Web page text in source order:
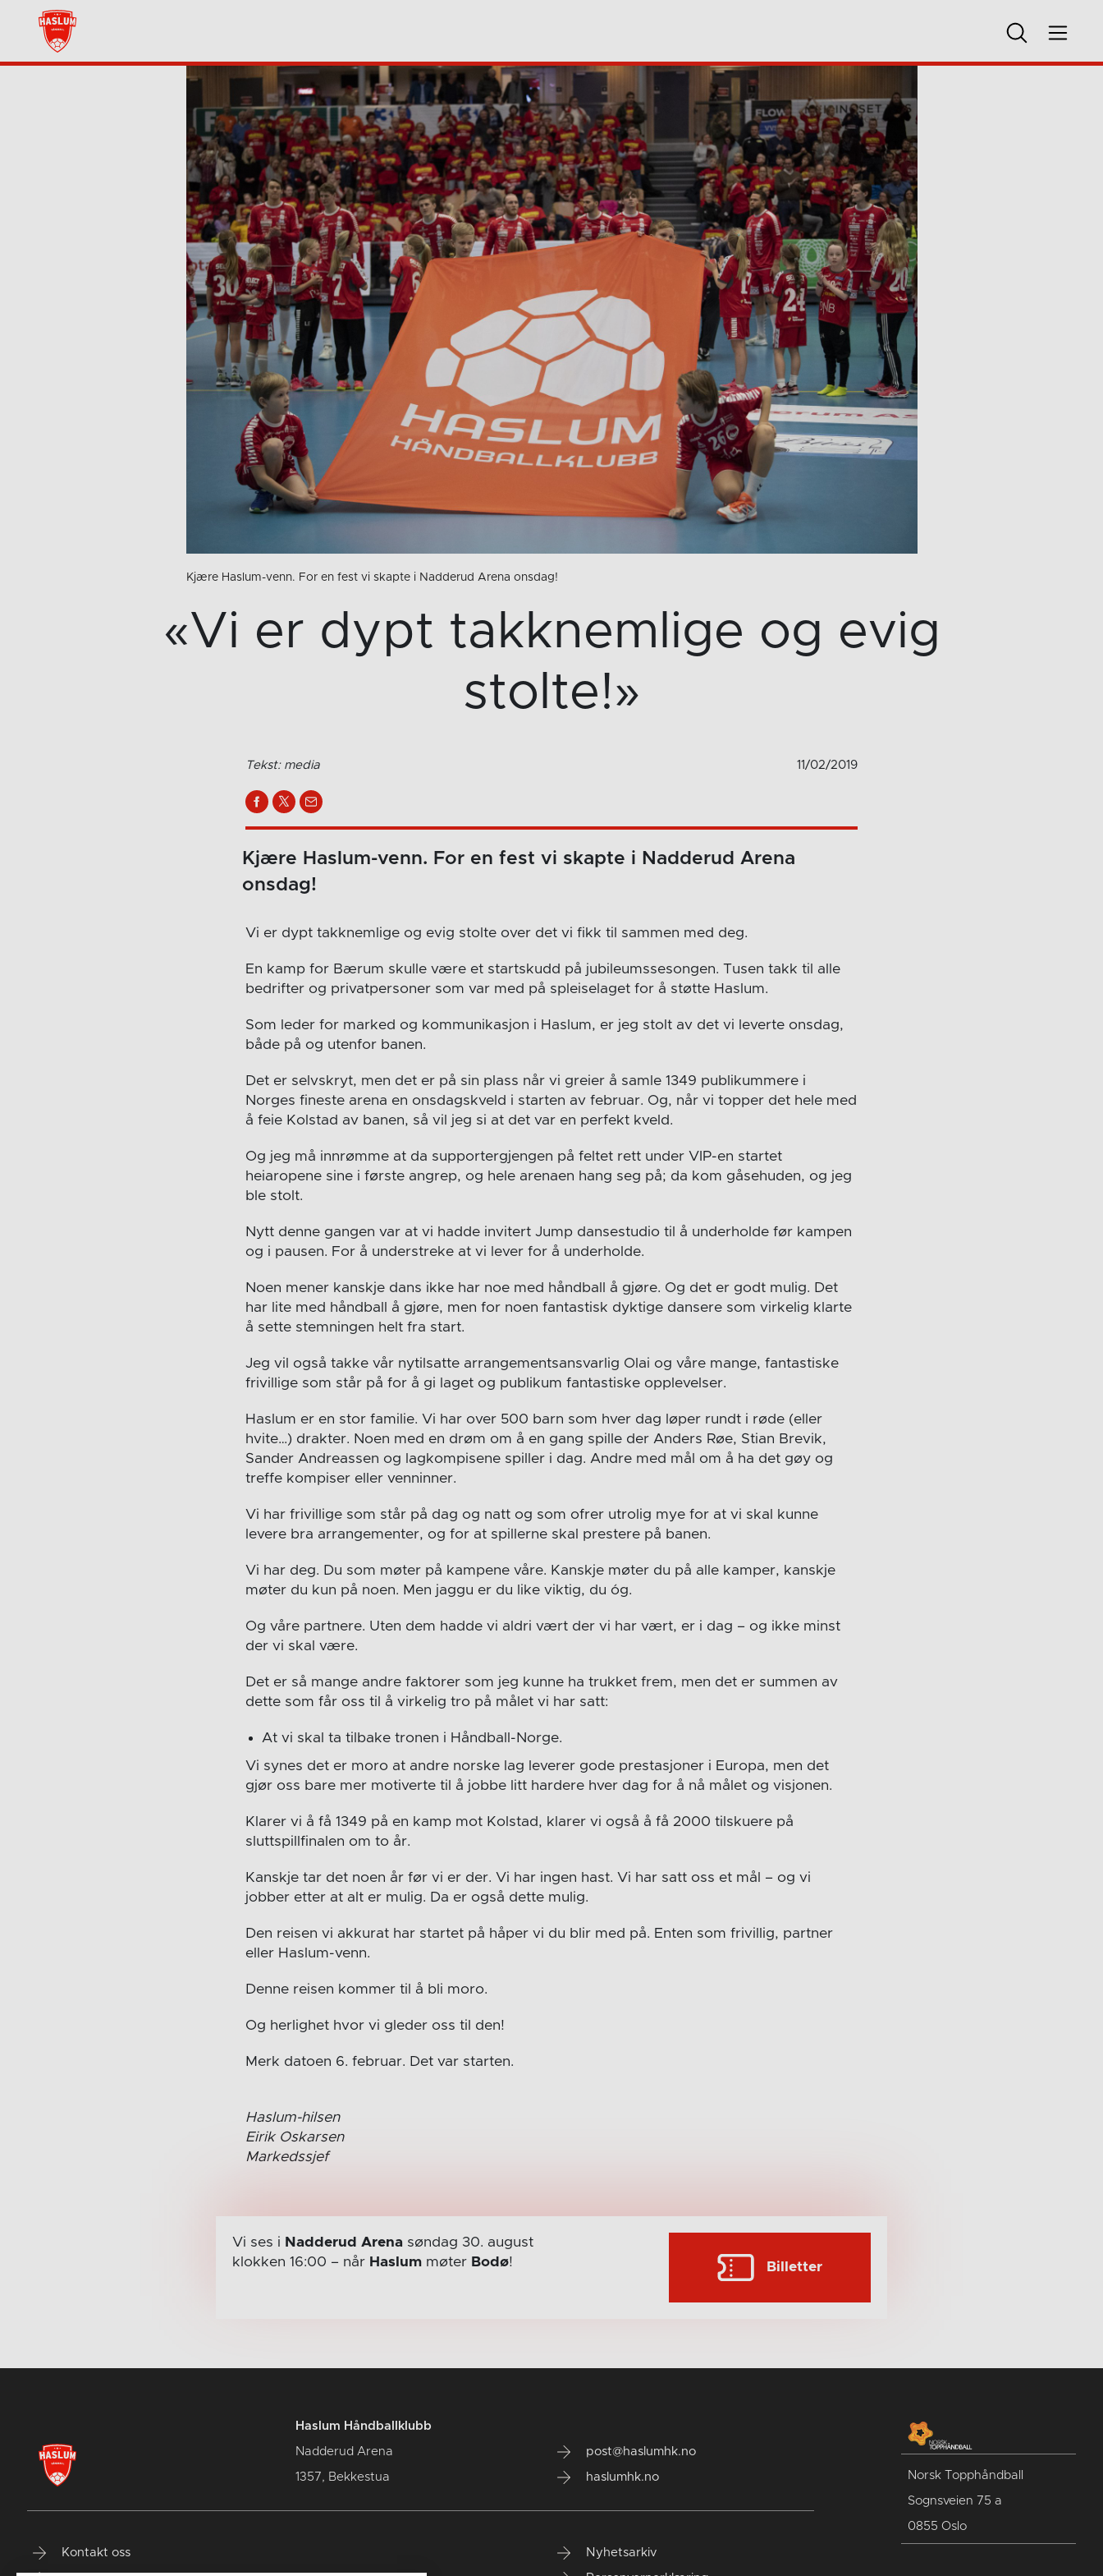
Kjære Haslum-venn. For en fest vi skapte i Nadderud Arena onsdag!
«Vi er dypt takknemlige og evig
stolte!»
Tekst: media 11/02/2019
Kjære Haslum-venn. For en fest vi skapte i Nadderud Arena
onsdag!
Vi er dypt takknemlige og evig stolte over det vi fikk til sammen med deg.
En kamp for Bærum skulle være et startskudd på jubileumssesongen. Tusen takk til alle
bedrifter og privatpersoner som var med på spleiselaget for å støtte Haslum.
Som leder for marked og kommunikasjon i Haslum, er jeg stolt av det vi leverte onsdag,
både på og utenfor banen.
Det er selvskryt, men det er på sin plass når vi greier å samle 1349 publikummere i
Norges fineste arena en onsdagskveld i starten av februar. Og, når vi topper det hele med
å feie Kolstad av banen, så vil jeg si at det var en perfekt kveld.
Og jeg må innrømme at da supportergjengen på feltet rett under VIP-en startet
heiaropene sine i første angrep, og hele arenaen hang seg på; da kom gåsehuden, og jeg
ble stolt.
Nytt denne gangen var at vi hadde invitert Jump dansestudio til å underholde før kampen
og i pausen. For å understreke at vi lever for å underholde.
Noen mener kanskje dans ikke har noe med håndball å gjøre. Og det er godt mulig. Det
har lite med håndball å gjøre, men for noen fantastisk dyktige dansere som virkelig klarte
å sette stemningen helt fra start.
Jeg vil også takke vår nytilsatte arrangementsansvarlig Olai og våre mange, fantastiske
frivillige som står på for å gi laget og publikum fantastiske opplevelser.
Haslum er en stor familie. Vi har over 500 barn som hver dag løper rundt i røde (eller
hvite…) drakter. Noen med en drøm om å en gang spille der Anders Røe, Stian Brevik,
Sander Andreassen og lagkompisene spiller i dag. Andre med mål om å ha det gøy og
treffe kompiser eller venninner.
Vi har frivillige som står på dag og natt og som ofrer utrolig mye for at vi skal kunne
levere bra arrangementer, og for at spillerne skal prestere på banen.
Vi har deg. Du som møter på kampene våre. Kanskje møter du på alle kamper, kanskje
møter du kun på noen. Men jaggu er du like viktig, du óg.
Og våre partnere. Uten dem hadde vi aldri vært der vi har vært, er i dag – og ikke minst
der vi skal være.
Det er så mange andre faktorer som jeg kunne ha trukket frem, men det er summen av
dette som får oss til å virkelig tro på målet vi har satt:
At vi skal ta tilbake tronen i Håndball-Norge.
Vi synes det er moro at andre norske lag leverer gode prestasjoner i Europa, men det
gjør oss bare mer motiverte til å jobbe litt hardere hver dag for å nå målet og visjonen.
Klarer vi å få 1349 på en kamp mot Kolstad, klarer vi også å få 2000 tilskuere på
sluttspillfinalen om to år.
Kanskje tar det noen år før vi er der. Vi har ingen hast. Vi har satt oss et mål – og vi
jobber etter at alt er mulig. Da er også dette mulig.
Den reisen vi akkurat har startet på håper vi du blir med på. Enten som frivillig, partner
eller Haslum-venn.
Denne reisen kommer til å bli moro.
Og herlighet hvor vi gleder oss til den!
Merk datoen 6. februar. Det var starten.
Haslum-hilsen
Eirik Oskarsen
Markedssjef
Vi ses i Nadderud Arenasøndag 30. august
klokken 16:00 – når Haslummøter Bodø! Billetter
Haslum Håndballklubb
Nadderud Arena
1357, Bekkestua
post@haslumhk.no
haslumhk.no
Kontakt oss Nyhetsarkiv
Norsk Topphåndball
Sognsveien 75 a
0855 Oslo